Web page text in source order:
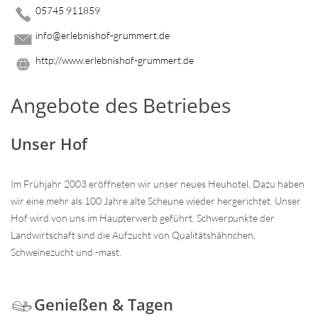
05745 911859
info@erlebnishof-grummert.de
http://www.erlebnishof-grummert.de
Angebote des Betriebes
Unser Hof
Im Frühjahr 2003 eröffneten wir unser neues Heuhotel. Dazu haben
wir eine mehr als 100 Jahre alte Scheune wieder hergerichtet. Unser
Hof wird von uns im Haupterwerb geführt. Schwerpunkte der
Landwirtschaft sind die Aufzucht von Qualitätshähnchen,
Schweinezucht und -mast.
Genießen & Tagen